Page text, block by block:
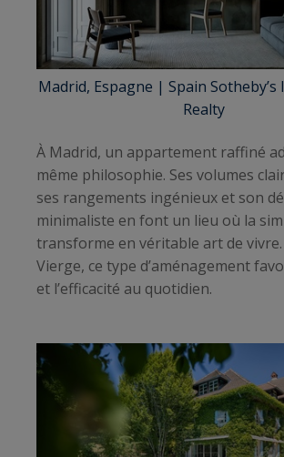
Madrid, Espagne | Spain
Realty
À Madrid, un appartement raffiné
même philosophie. Ses volumes
ses rangements ingénieux et son
minimaliste en font un lieu où la
transforme en véritable art de
Vierge, ce type d’aménagement
et l’efficacité au quotidien.